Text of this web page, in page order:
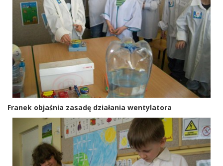
Franek objaśnia zasadę działania wentylatora